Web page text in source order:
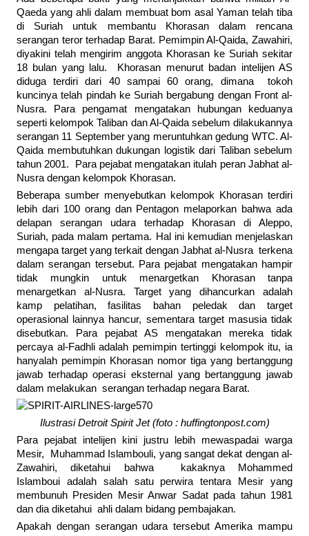
Qaeda yang ahli dalam membuat bom asal Yaman telah tiba
di Suriah untuk membantu Khorasan dalam rencana
serangan teror terhadap Barat. Pemimpin Al-Qaida, Zawahiri,
diyakini telah mengirim anggota Khorasan ke Suriah sekitar
18 bulan yang lalu. Khorasan menurut badan intelijen AS
diduga terdiri dari 40 sampai 60 orang, dimana tokoh
kuncinya telah pindah ke Suriah bergabung dengan Front al-
Nusra. Para pengamat mengatakan hubungan keduanya
seperti kelompok Taliban dan Al-Qaida sebelum dilakukannya
serangan 11 September yang meruntuhkan gedung WTC. Al-
Qaida membutuhkan dukungan logistik dari Taliban sebelum
tahun 2001. Para pejabat mengatakan itulah peran Jabhat al-
Nusra dengan kelompok Khorasan.
Beberapa sumber menyebutkan kelompok Khorasan terdiri
lebih dari 100 orang dan Pentagon melaporkan bahwa ada
delapan serangan udara terhadap Khorasan di Aleppo,
Suriah, pada malam pertama. Hal ini kemudian menjelaskan
mengapa target yang terkait dengan Jabhat al-Nusra terkena
dalam serangan tersebut. Para pejabat mengatakan hampir
tidak mungkin untuk menargetkan Khorasan tanpa
menargetkan al-Nusra. Target yang dihancurkan adalah
kamp pelatihan, fasilitas bahan peledak dan target
operasional lainnya hancur, sementara target masusia tidak
disebutkan. Para pejabat AS mengatakan mereka tidak
percaya al-Fadhli adalah pemimpin tertinggi kelompok itu, ia
hanyalah pemimpin Khorasan nomor tiga yang bertanggung
jawab terhadap operasi eksternal yang bertanggung jawab
dalam melakukan serangan terhadap negara Barat.
Ilustrasi Detroit Spirit Jet (foto : huffingtonpost.com)
Para pejabat intelijen kini justru lebih mewaspadai warga
Mesir, Muhammad Islambouli, yang sangat dekat dengan al-
Zawahiri, diketahui bahwa kakaknya Mohammed
Islamboui adalah salah satu perwira tentara Mesir yang
membunuh Presiden Mesir Anwar Sadat pada tahun 1981
dan dia diketahui ahli dalam bidang pembajakan.
Apakah dengan serangan udara tersebut Amerika mampu